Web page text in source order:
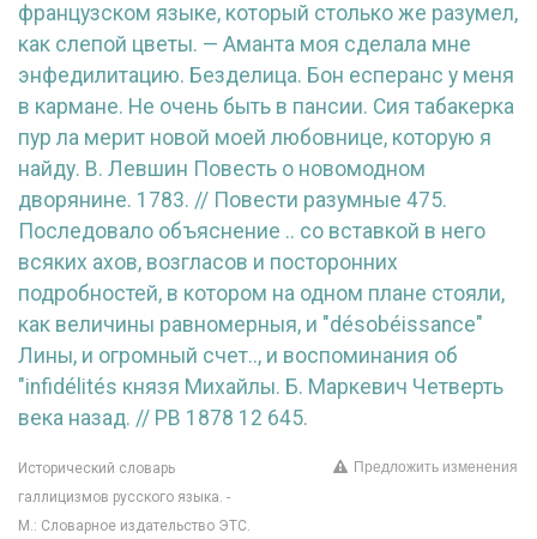
французском языке, который столько же разумел,
как слепой цветы. — Аманта моя сделала мне
энфедилитацию. Безделица. Бон есперанс у меня
в кармане. Не очень быть в пансии. Сия табакерка
пур ла мерит новой моей любовнице, которую я
найду. В. Левшин Повесть о новомодном
дворянине. 1783. // Повести разумные 475.
Последовало объяснение .. со вставкой в него
всяких ахов, возгласов и посторонних
подробностей, в котором на одном плане стояли,
как величины равномерныя, и "désobéissance"
Лины, и огромный счет.., и воспоминания об
"infidélités князя Михайлы. Б. Маркевич Четверть
века назад. // РВ 1878 12 645.
Исторический словарь
галлицизмов русского языка. -
М.: Словарное издательство ЭТС.
Предложить изменения